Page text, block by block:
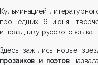
Кульминацией
прошедших 6 июня,
и празднику русского языка.
Здесь зажглись новые
прозаиков и поэтов